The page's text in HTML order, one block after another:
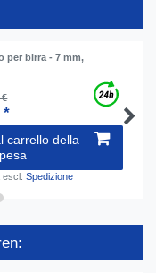
per birra - 7 mm,
€
*
carrello della
escl. Spedizione